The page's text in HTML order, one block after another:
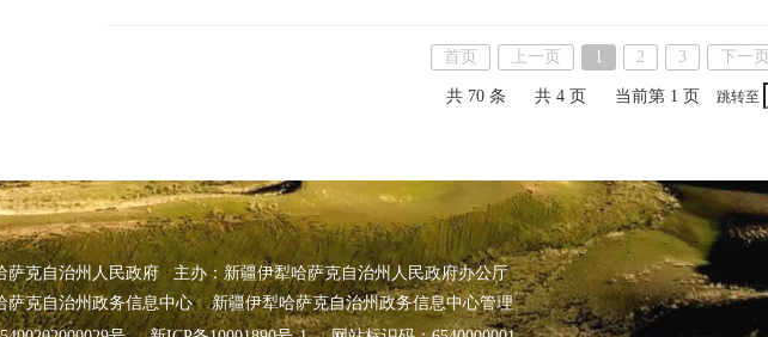
首页 上一页 1 2 3 下一页
共 70 条 共 4 页 当前第 1 页 跳转至
萨克自治州人民政府 主办：新疆伊犁哈萨克自治州人民政府办公厅
萨克自治州政务信息中心 新疆伊犁哈萨克自治州政务信息中心管理